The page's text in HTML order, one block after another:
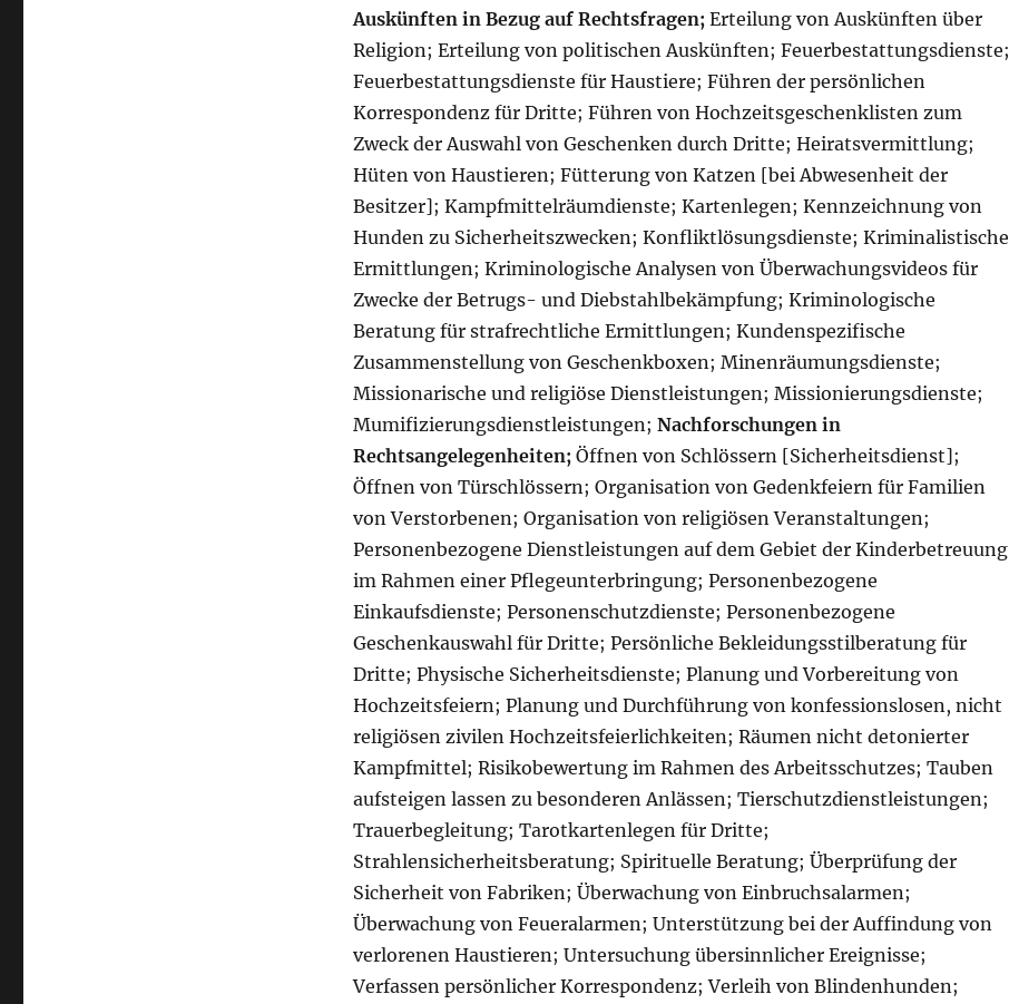
Auskünften in Bezug auf Rechtsfragen; Erteilung von Auskünften über
Religion; Erteilung von politischen Auskünften; Feuerbestattungsdienste;
Feuerbestattungsdienste für Haustiere; Führen der persönlichen
Korrespondenz für Dritte; Führen von Hochzeitsgeschenklisten zum
Zweck der Auswahl von Geschenken durch Dritte; Heiratsvermittlung;
Hüten von Haustieren; Fütterung von Katzen [bei Abwesenheit der
Besitzer]; Kampfmittelräumdienste; Kartenlegen; Kennzeichnung von
Hunden zu Sicherheitszwecken; Konfliktlösungsdienste; Kriminalistische
Ermittlungen; Kriminologische Analysen von Überwachungsvideos für
Zwecke der Betrugs- und Diebstahlbekämpfung; Kriminologische
Beratung für strafrechtliche Ermittlungen; Kundenspezifische
Zusammenstellung von Geschenkboxen; Minenräumungsdienste;
Missionarische und religiöse Dienstleistungen; Missionierungsdienste;
Mumifizierungsdienstleistungen; Nachforschungen in
Rechtsangelegenheiten; Öffnen von Schlössern [Sicherheitsdienst];
Öffnen von Türschlössern; Organisation von Gedenkfeiern für Familien
von Verstorbenen; Organisation von religiösen Veranstaltungen;
Personenbezogene Dienstleistungen auf dem Gebiet der Kinderbetreuung
im Rahmen einer Pflegeunterbringung; Personenbezogene
Einkaufsdienste; Personenschutzdienste; Personenbezogene
Geschenkauswahl für Dritte; Persönliche Bekleidungsstilberatung für
Dritte; Physische Sicherheitsdienste; Planung und Vorbereitung von
Hochzeitsfeiern; Planung und Durchführung von konfessionslosen, nicht
religiösen zivilen Hochzeitsfeierlichkeiten; Räumen nicht detonierter
Kampfmittel; Risikobewertung im Rahmen des Arbeitsschutzes; Tauben
aufsteigen lassen zu besonderen Anlässen; Tierschutzdienstleistungen;
Trauerbegleitung; Tarotkartenlegen für Dritte;
Strahlensicherheitsberatung; Spirituelle Beratung; Überprüfung der
Sicherheit von Fabriken; Überwachung von Einbruchsalarmen;
Überwachung von Feueralarmen; Unterstützung bei der Auffindung von
verlorenen Haustieren; Untersuchung übersinnlicher Ereignisse;
Verfassen persönlicher Korrespondenz; Verleih von Blindenhunden;